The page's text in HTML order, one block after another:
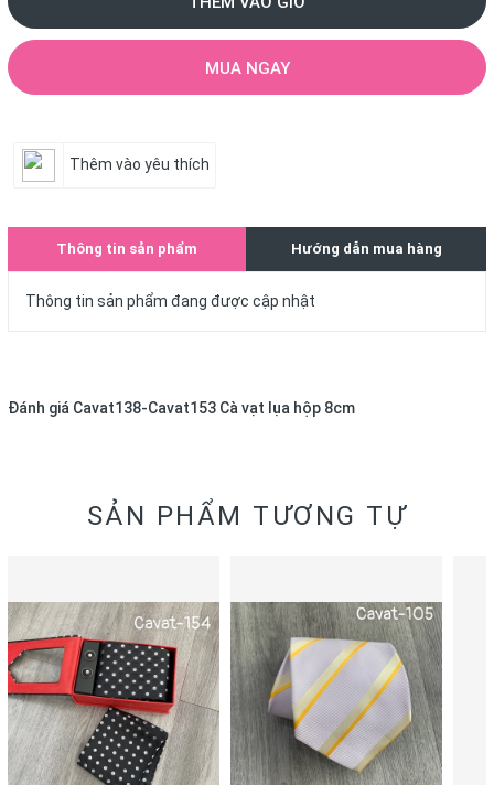
MUA NGAY
Thêm vào yêu thích
Thông tin sản phẩm Hướng dẫn mua hàng
Thông tin sản phẩm đang được cập nhật
Đánh giá Cavat138-Cavat153 Cà vạt lụa hộp 8cm
SẢN PHẨM TƯƠNG TỰ